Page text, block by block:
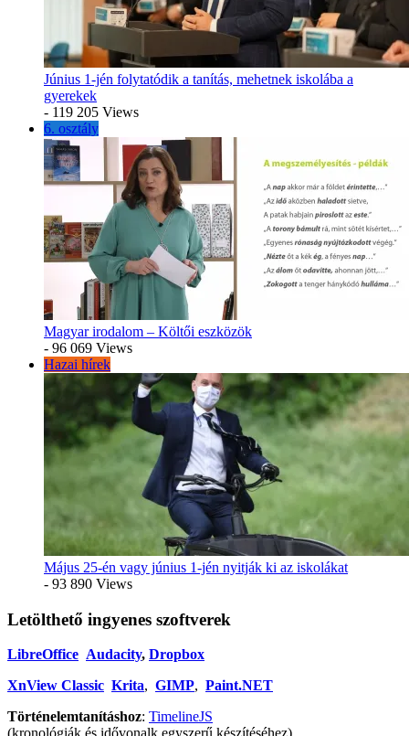
Június 1-jén folytatódik a tanítás, mehetnek iskolába a
gyerekek
- 119 205 Views
6. osztály
Magyar irodalom – Költői eszközök
- 96 069 Views
Hazai hírek
Május 25-én vagy június 1-jén nyitják ki az iskolákat
- 93 890 Views
Letölthető ingyenes szoftverek
LibreOffice Audacity, Dropbox
XnView Classic Krita, GIMP, Paint.NET
Történelemtanításhoz: TimelineJS